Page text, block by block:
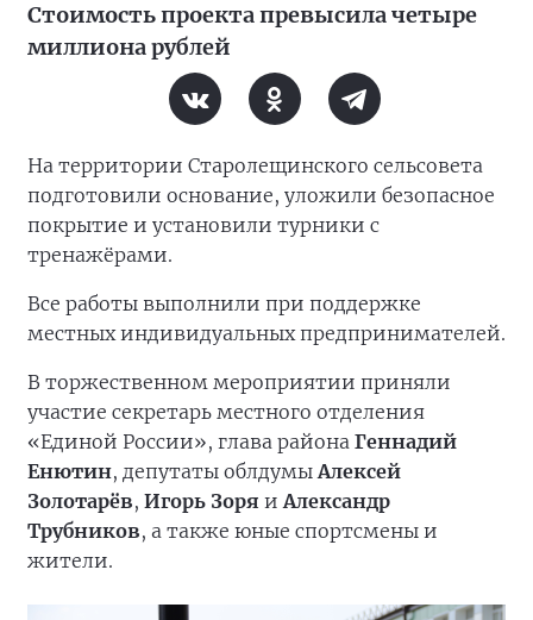
Стоимость проекта превысила четыре
миллиона рублей
На территории Старолещинского сельсовета
подготовили основание, уложили безопасное
покрытие и установили турники с
тренажёрами.
Все работы выполнили при поддержке
местных индивидуальных предпринимателей.
В торжественном мероприятии приняли
участие секретарь местного отделения
«Единой России», глава района Геннадий
Енютин, депутаты облдумыАлексей
Золотарёв, Игорь Зоря иАлександр
Трубников, а также юные спортсмены и
жители.